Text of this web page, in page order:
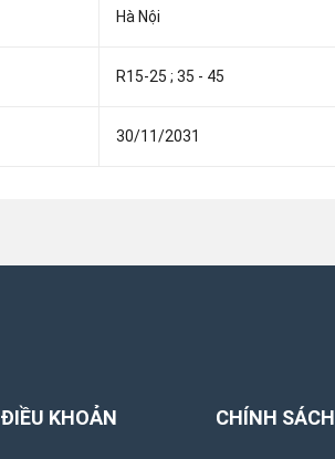
Hà Nội
R15-25 ; 35 - 45
30/11/2031
ĐIỀU KHOẢN CHÍNH SÁCH